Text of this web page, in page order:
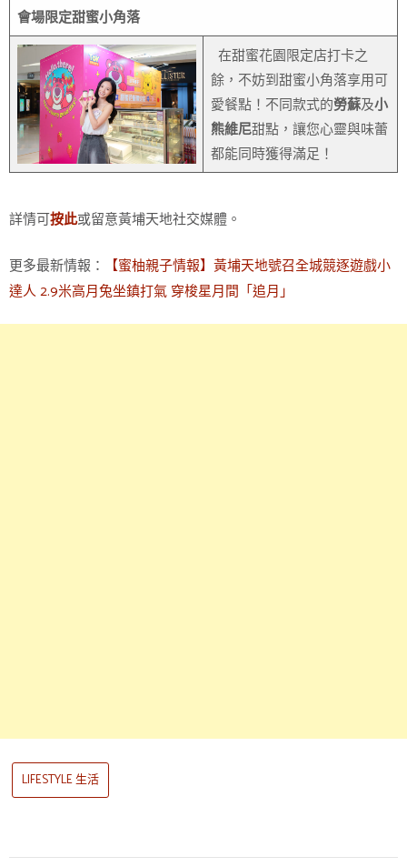
會場限定甜蜜小角落
在甜蜜花園限定店打卡之
餘，不妨到甜蜜小角落享用可
愛餐點！不同款式的勞蘇及小
熊維尼甜點，讓您心靈與味蕾
都能同時獲得滿足！
詳情可按此或留意黃埔天地社交媒體。
更多最新情報：
【蜜柚親子情報】黃埔天地號召全城競逐遊戲小
達人 2.9米高月兔坐鎮打氣 穿梭星月間「追月」
LIFESTYLE 生活